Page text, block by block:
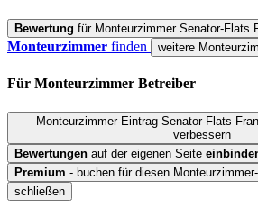
Bewertung
Monteurzimmer finden weitere
Für Monteurzimmer Betreiber
Monteurzimmer-Eintrag Senator-Flats
verbessern
Bewertungen auf der eigenen Seite
Premium - buchen für diesen
schließen